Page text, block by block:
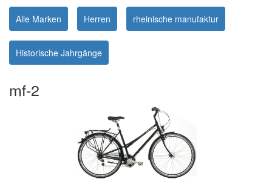
Alle Marken Herren rheinische manufaktur
Historische Jahrgänge
mf-2